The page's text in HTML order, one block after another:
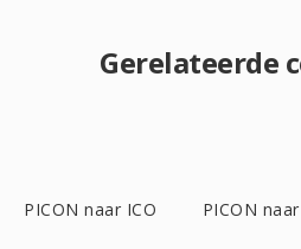
Gerelateerde
PICON naar ICO PICON